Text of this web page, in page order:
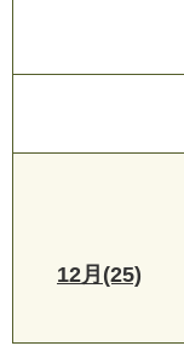
12月(25)